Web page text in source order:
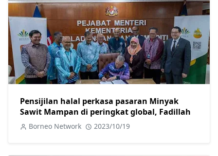
Pensijilan halal perkasa pasaran Minyak
Sawit Mampan di peringkat global, Fadillah
Borneo Network 2023/10/19